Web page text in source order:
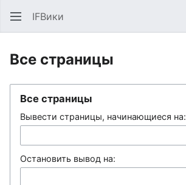
IFВики
Все страницы
Все страницы
Вывести страницы, начинающиеся на:
Остановить вывод на: